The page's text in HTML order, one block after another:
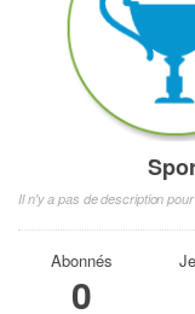
Il n'y a pas de description
Abonnés
0